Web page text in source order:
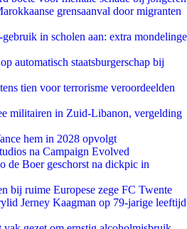
grensaanval door migranten
in scholen aan: extra mondelinge
automatisch staatsburgerschap bij
tien voor terrorisme veroordeelden
militairen in Zuid-Libanon, vergelding
hem in 2028 opvolgt
na Campaign Evolved
de Boer geschorst na dickpic in
bij ruime Europese zege FC Twente
Jerney Kaagman op 79-jarige leeftijd